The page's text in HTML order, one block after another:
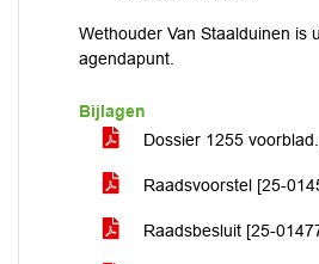
Wethouder Van Staalduinen is
agendapunt.
Bijlagen
Dossier 1255
Raadsvoorstel [25-
Raadsbesluit [25-